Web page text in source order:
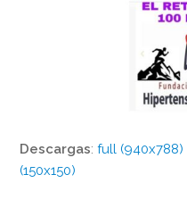
Descargas:full (940x788)
(150x150)